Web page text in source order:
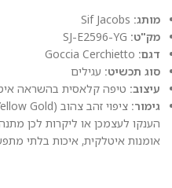
מותג:
מק"ט:
דגם:
סוג תכשיט: עגילים
עיצוב: טיפה קלאסית בהשראה
גימור: ציפוי זהב צהוב (Yellow Gold)
הענקו לעצמכן או ליקרות לכן
אומנות איטלקית, איכות בלתי